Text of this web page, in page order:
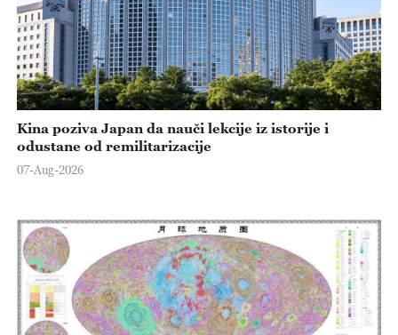
Kina poziva Japan da nauči lekcije iz istorije i
odustane od remilitarizacije
07-Aug-2026